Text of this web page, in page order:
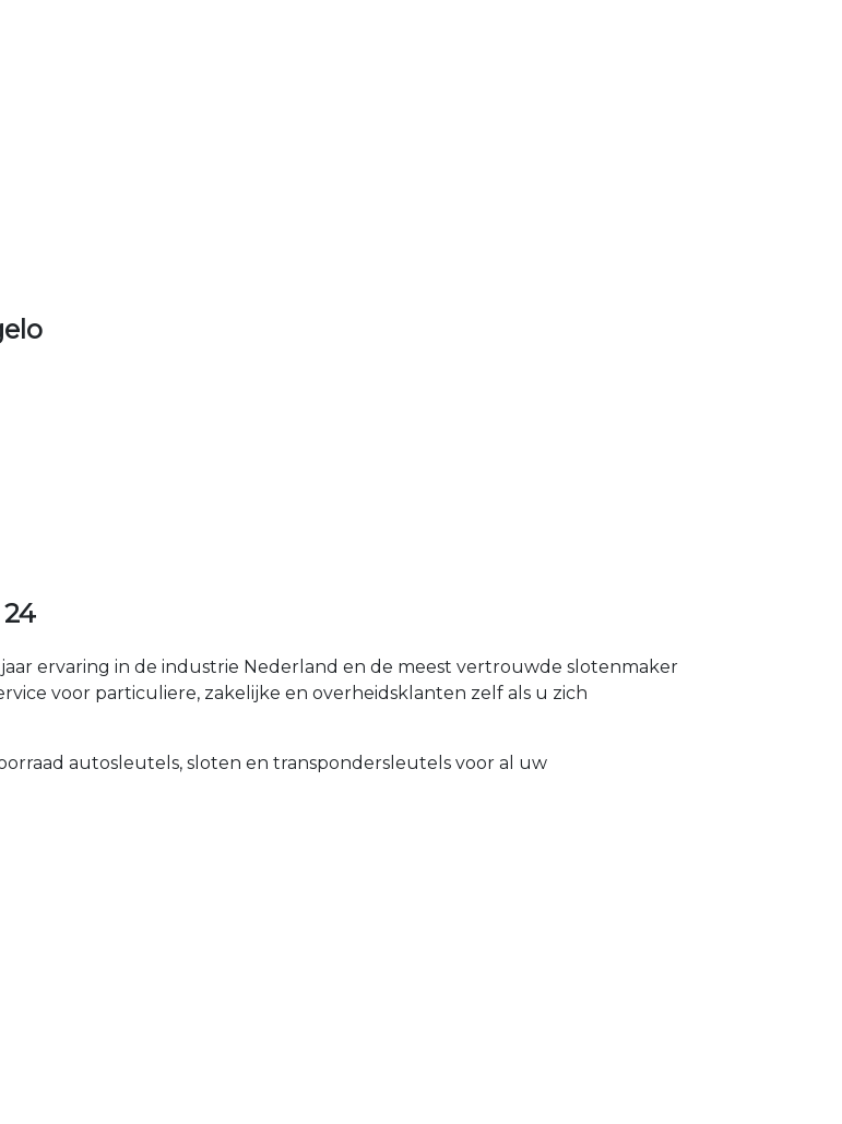
ervaring in de industrie Nederland en de meest vertrouwde slotenmaker
voor particuliere, zakelijke en overheidsklanten zelf als u zich
autosleutels, sloten en transpondersleutels voor al uw